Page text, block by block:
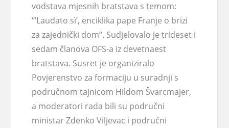
vodstava mjesnih bratstava s temom:
“’Laudato sì’, enciklika pape Franje o brizi
za zajednički dom“. Sudjelovalo je trideset i
sedam članova OFS-a iz devetnaest
bratstava. Susret je organiziralo
Povjerenstvo za formaciju u suradnji s
područnom tajnicom Hildom Švarcmajer,
a moderatori rada bili su područni
ministar Zdenko Viljevac i područni